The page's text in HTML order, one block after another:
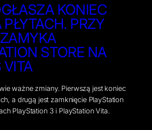
KONIEC
PŁYTACH. PRZY
STORE NA
VITA
ważne zmiany. Pierwszą jest koniec
a drugą jest zamknięcie PlayStation
PlayStation 3 i PlayStation Vita.